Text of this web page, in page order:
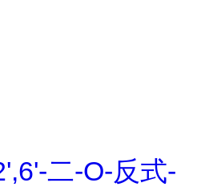
二-O-反式-